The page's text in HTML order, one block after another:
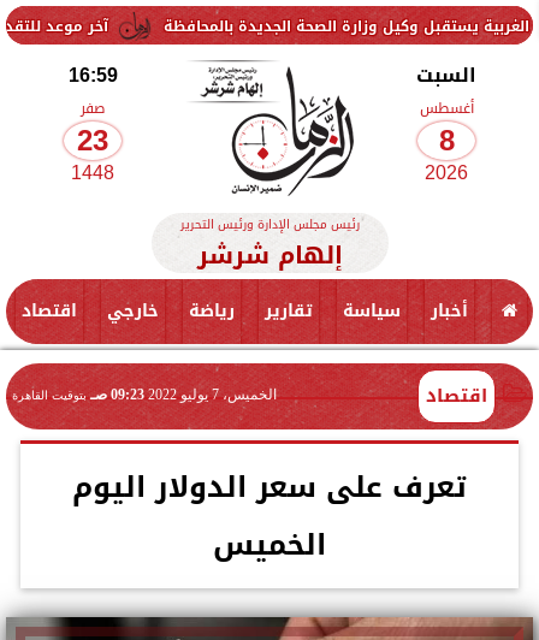
آخر موعد للتقديم في مدارس STEM 2026.. التعليم تحدد موعد اختبارات القبول وكيل وزارة الصحة الجديدة بالمحافظة
السبت
أغسطس
8
2026
16:59
صفر
23
1448
رئيس مجلس الإدارة ورئيس التحرير
إلهام شرشر
أخبار سياسة تقارير رياضة خارجي اقتصاد
اقتصاد الخميس، 7 يوليو 2022 09:23 صـ بتوقيت القاهرة
تعرف على سعر الدولار اليوم
الخميس